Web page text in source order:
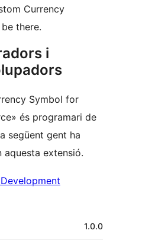
Currency
there.
i
Symbol for
és programari de
següent gent ha
aquesta extensió.
1.0.0